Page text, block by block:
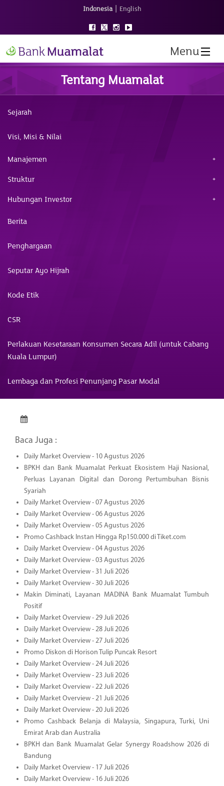
Indonesia | English
Menu
Tentang Muamalat
Sejarah
Visi, Misi & Nilai
Manajemen
Struktur
Hubungan Investor
Berita
Penghargaan
Seputar Ayo Hijrah
Kode Etik
CSR
Perlakuan Kesetaraan Konsumen Secara Adil (untuk Cabang
Kuala Lumpur)
Lembaga dan Profesi Penunjang Pasar Modal
Baca Juga :
Daily Market Overview - 10 Agustus 2026
BPKH dan Bank Muamalat Perkuat Ekosistem Haji Nasional,
Perluas Layanan Digital dan Dorong Pertumbuhan Bisnis
Syariah
Daily Market Overview - 07 Agustus 2026
Daily Market Overview - 06 Agustus 2026
Daily Market Overview - 05 Agustus 2026
Promo Cashback Instan Hingga Rp150.000 di Tiket.com
Daily Market Overview - 04 Agustus 2026
Daily Market Overview - 03 Agustus 2026
Daily Market Overview - 31 Juli 2026
Daily Market Overview - 30 Juli 2026
Makin Diminati, Layanan MADINA Bank Muamalat Tumbuh
Positif
Daily Market Overview - 29 Juli 2026
Daily Market Overview - 28 Juli 2026
Daily Market Overview - 27 Juli 2026
Promo Diskon di Horison Tulip Puncak Resort
Daily Market Overview - 24 Juli 2026
Daily Market Overview - 23 Juli 2026
Daily Market Overview - 22 Juli 2026
Daily Market Overview - 21 Juli 2026
Daily Market Overview - 20 Juli 2026
Promo Cashback Belanja di Malaysia, Singapura, Turki, Uni
Emirat Arab dan Australia
BPKH dan Bank Muamalat Gelar Synergy Roadshow 2026 di
Bandung
Daily Market Overview - 17 Juli 2026
Daily Market Overview - 16 Juli 2026